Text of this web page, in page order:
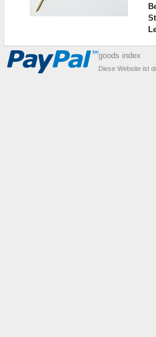
goods index
Diese Website ist